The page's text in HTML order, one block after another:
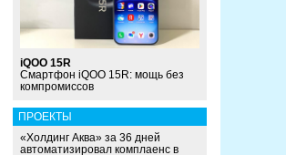
iQOO 15R
Смартфон iQOO 15R: мощь без
компромиссов
ПРОЕКТЫ
«Холдинг Аква» за 36 дней
автоматизировал комплаенс в